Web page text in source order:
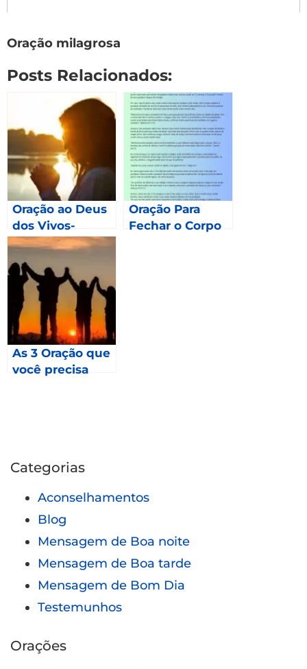
Oração milagrosa
Posts Relacionados:
Oração ao Deus
dos Vivos-
Marcos 12.26-27
Oração Para
Fechar o Corpo
As 3 Oração que
você precisa
Categorias
Aconselhamentos
Blog
Mensagem de Boa noite
Mensagem de Boa tarde
Mensagem de Bom Dia
Testemunhos
Orações